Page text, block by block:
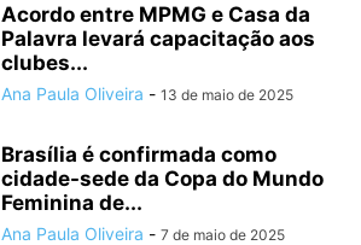
Acordo entre MPMG e Casa da
Palavra levará capacitação aos
clubes...
Ana Paula Oliveira - 13 de maio de 2025
Brasília é confirmada como
cidade-sede da Copa do Mundo
Feminina de...
Ana Paula Oliveira - 7 de maio de 2025